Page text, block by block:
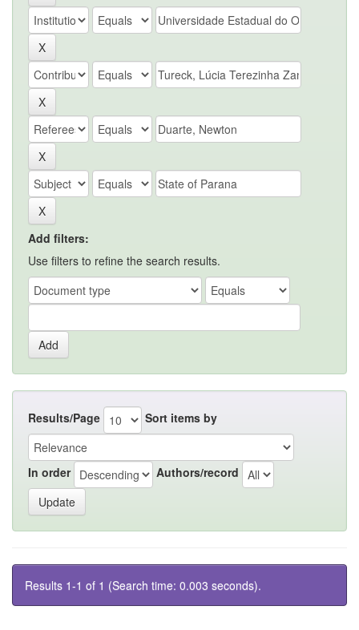
Add filters:
Use filters to refine the search results.
Results/Page Sort items by
In order Authors/record
Results 1-1 of 1 (Search time: 0.003 seconds).